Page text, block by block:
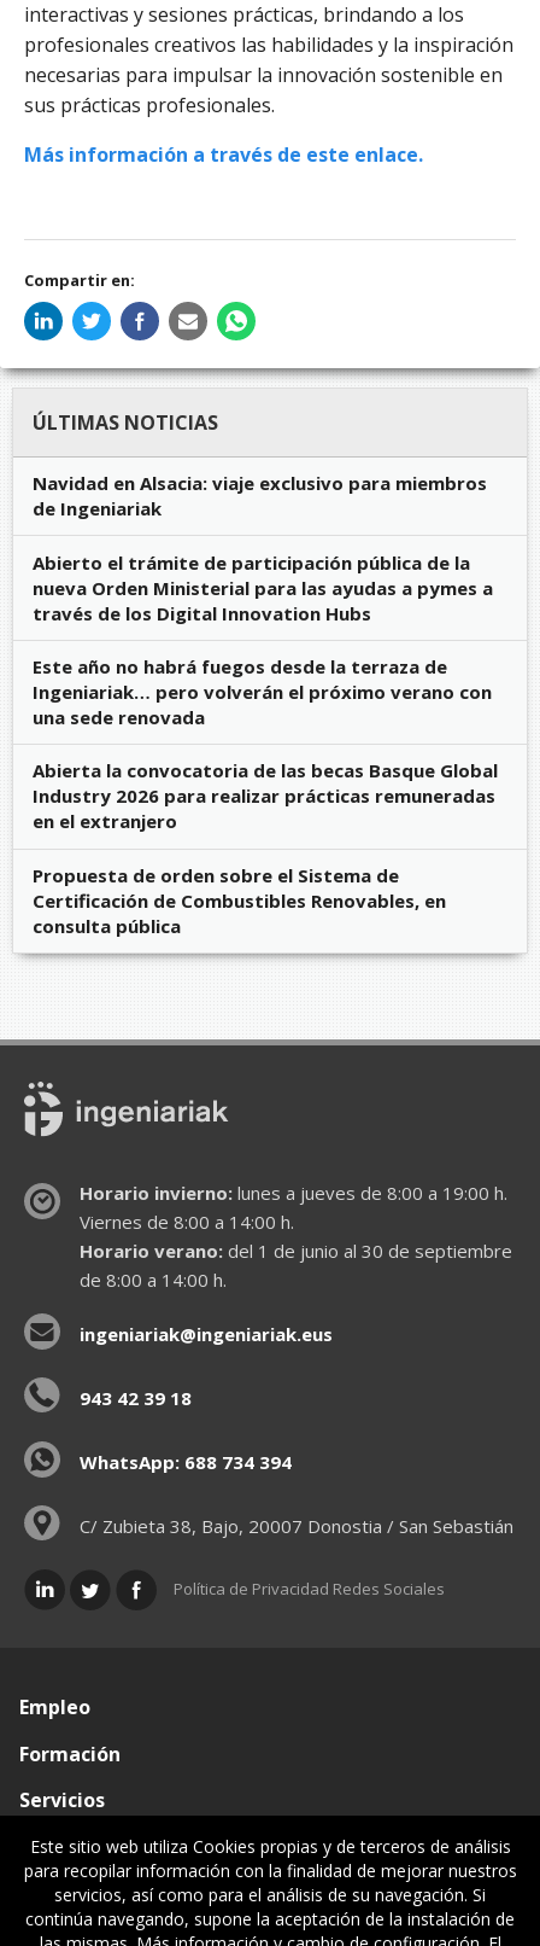
interactivas y sesiones prácticas, brindando a los
profesionales creativos las habilidades y la inspiración
necesarias para impulsar la innovación sostenible en
sus prácticas profesionales.
Más información a través de este enlace.
Compartir en:
ÚLTIMAS NOTICIAS
Navidad en Alsacia: viaje exclusivo para miembros
de Ingeniariak
Abierto el trámite de participación pública de la
nueva Orden Ministerial para las ayudas a pymes a
través de los Digital Innovation Hubs
Este año no habrá fuegos desde la terraza de
Ingeniariak… pero volverán el próximo verano con
una sede renovada
Abierta la convocatoria de las becas Basque Global
Industry 2026 para realizar prácticas remuneradas
en el extranjero
Propuesta de orden sobre el Sistema de
Certificación de Combustibles Renovables, en
consulta pública
Horario invierno:lunes a jueves de 8:00 a 19:00 h.
Viernes de 8:00 a 14:00 h.
Horario verano:del 1 de junio al 30 de septiembre
de 8:00 a 14:00 h.
ingeniariak@ingeniariak.eus
943 42 39 18
WhatsApp: 688 734 394
C/ Zubieta 38, Bajo, 20007 Donostia / San Sebastián
Política de Privacidad Redes Sociales
Empleo
Formación
Servicios
Conócenos
Visado de documentos
Ventanilla única
Este sitio web utiliza Cookies propias y de terceros de análisis
para recopilar información con la finalidad de mejorar nuestros
servicios, así como para el análisis de su navegación. Si
continúa navegando, supone la aceptación de la instalación de